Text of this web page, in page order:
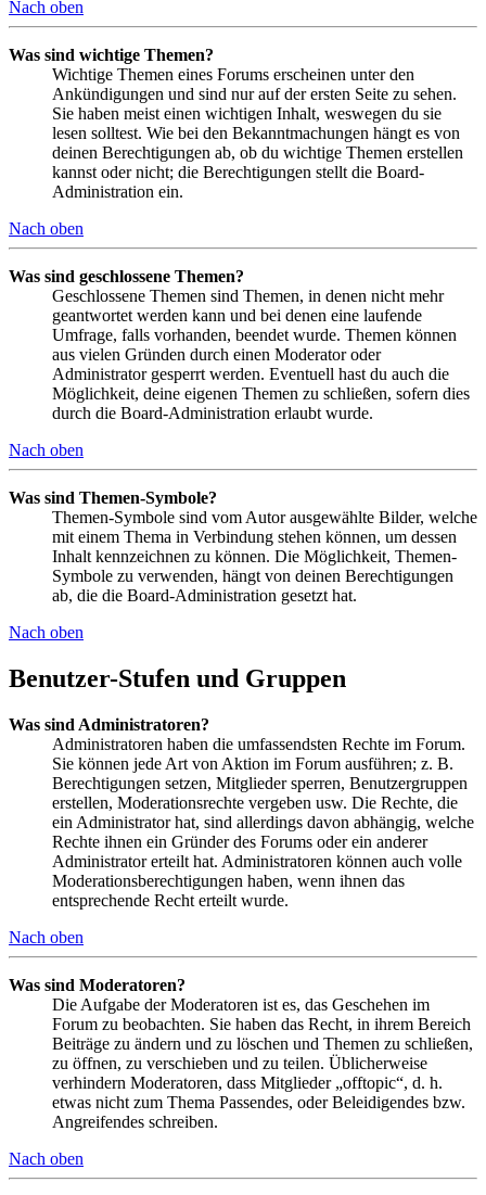
Nach oben
Was sind wichtige Themen?
Wichtige Themen eines Forums erscheinen unter den
Ankündigungen und sind nur auf der ersten Seite zu sehen.
Sie haben meist einen wichtigen Inhalt, weswegen du sie
lesen solltest. Wie bei den Bekanntmachungen hängt es von
deinen Berechtigungen ab, ob du wichtige Themen erstellen
kannst oder nicht; die Berechtigungen stellt die Board-
Administration ein.
Nach oben
Was sind geschlossene Themen?
Geschlossene Themen sind Themen, in denen nicht mehr
geantwortet werden kann und bei denen eine laufende
Umfrage, falls vorhanden, beendet wurde. Themen können
aus vielen Gründen durch einen Moderator oder
Administrator gesperrt werden. Eventuell hast du auch die
Möglichkeit, deine eigenen Themen zu schließen, sofern dies
durch die Board-Administration erlaubt wurde.
Nach oben
Was sind Themen-Symbole?
Themen-Symbole sind vom Autor ausgewählte Bilder, welche
mit einem Thema in Verbindung stehen können, um dessen
Inhalt kennzeichnen zu können. Die Möglichkeit, Themen-
Symbole zu verwenden, hängt von deinen Berechtigungen
ab, die die Board-Administration gesetzt hat.
Nach oben
Benutzer-Stufen und Gruppen
Was sind Administratoren?
Administratoren haben die umfassendsten Rechte im Forum.
Sie können jede Art von Aktion im Forum ausführen; z. B.
Berechtigungen setzen, Mitglieder sperren, Benutzergruppen
erstellen, Moderationsrechte vergeben usw. Die Rechte, die
ein Administrator hat, sind allerdings davon abhängig, welche
Rechte ihnen ein Gründer des Forums oder ein anderer
Administrator erteilt hat. Administratoren können auch volle
Moderationsberechtigungen haben, wenn ihnen das
entsprechende Recht erteilt wurde.
Nach oben
Was sind Moderatoren?
Die Aufgabe der Moderatoren ist es, das Geschehen im
Forum zu beobachten. Sie haben das Recht, in ihrem Bereich
Beiträge zu ändern und zu löschen und Themen zu schließen,
zu öffnen, zu verschieben und zu teilen. Üblicherweise
verhindern Moderatoren, dass Mitglieder „offtopic“, d. h.
etwas nicht zum Thema Passendes, oder Beleidigendes bzw.
Angreifendes schreiben.
Nach oben